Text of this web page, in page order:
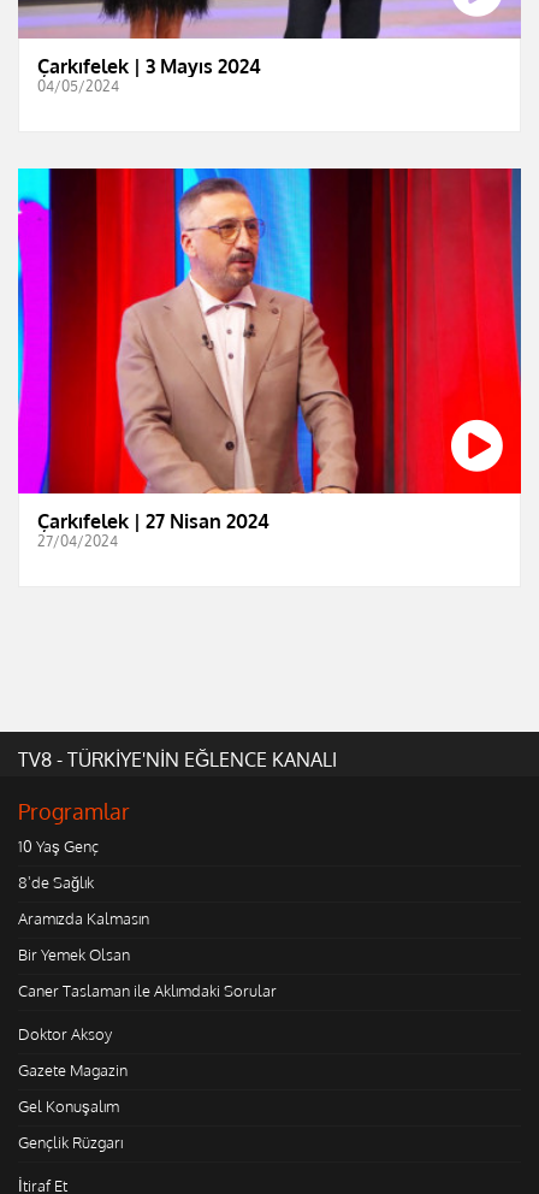
Çarkıfelek | 3 Mayıs 2024
04/05/2024
Çarkıfelek | 27 Nisan 2024
27/04/2024
TV8 - TÜRKİYE'NİN EĞLENCE KANALI
Programlar
10 Yaş Genç
8'de Sağlık
Aramızda Kalmasın
Bir Yemek Olsan
Caner Taslaman ile Aklımdaki Sorular
Doktor Aksoy
Gazete Magazin
Gel Konuşalım
Gençlik Rüzgarı
İtiraf Et